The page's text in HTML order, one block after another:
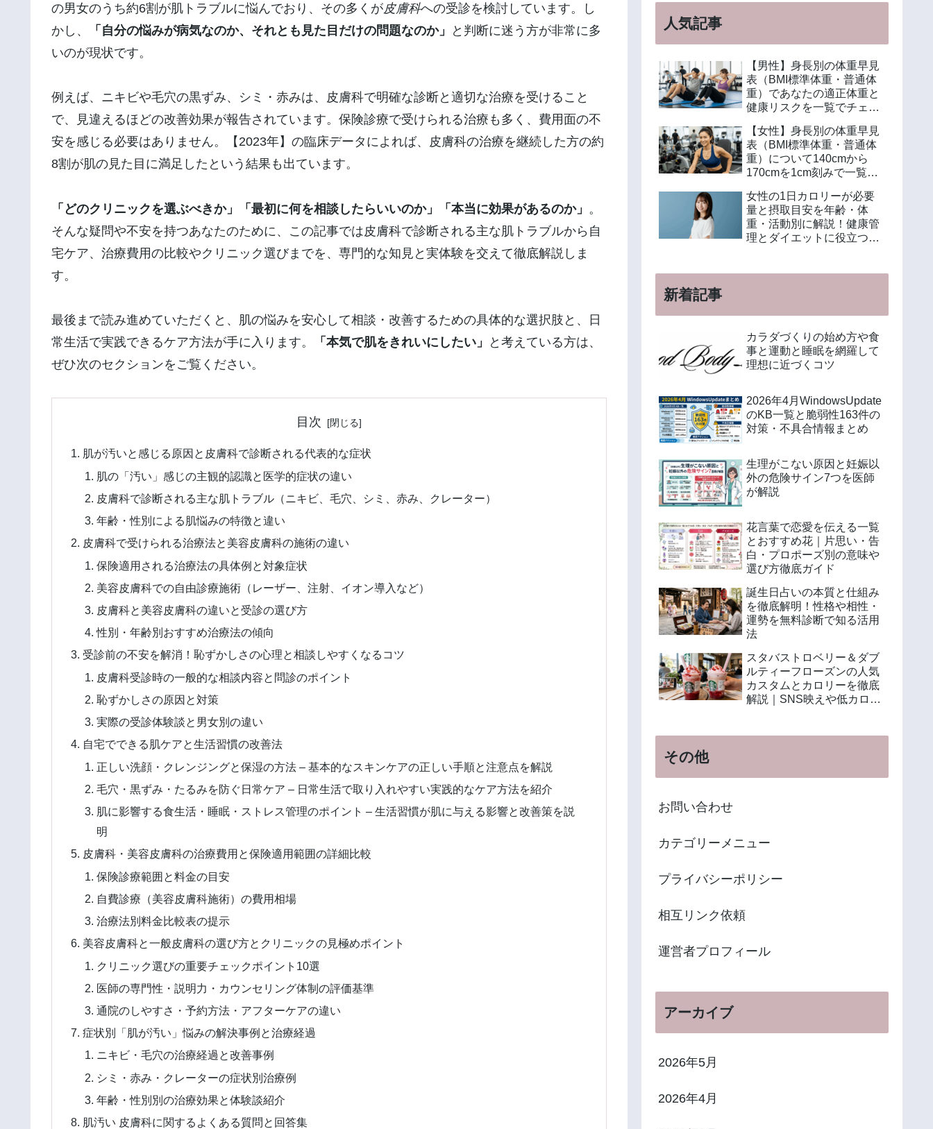
の男女のうち約6割が肌トラブルに悩んでおり、その多くが皮膚科への受診を検討しています。し
かし、
「自分の悩みが病気なのか、それとも見た目だけの問題なのか」
と判断に迷う方が非常に多
いのが現状です。
例えば、ニキビや毛穴の黒ずみ、シミ・赤みは、皮膚科で明確な診断と適切な治療を受けること
で、見違えるほどの改善効果が報告されています。保険診療で受けられる治療も多く、費用面の不
安を感じる必要はありません。【2023年】の臨床データによれば、皮膚科の治療を継続した方の約
8割が肌の見た目に満足したという結果も出ています。
「どのクリニックを選ぶべきか」「最初に何を相談したらいいのか」「本当に効果があるのか」 。
そんな疑問や不安を持つあなたのために、この記事では皮膚科で診断される主な肌トラブルから自
宅ケア、治療費用の比較やクリニック選びまでを、専門的な知見と実体験を交えて徹底解説しま
す。
最後まで読み進めていただくと、肌の悩みを安心して相談・改善するための具体的な選択肢と、日
常生活で実践できるケア方法が手に入ります。
「本気で肌をきれいにしたい」
と考えている方は、
ぜひ次のセクションをご覧ください。
目次
肌が汚いと感じる原因と皮膚科で診断される代表的な症状
肌の「汚い」感じの主観的認識と医学的症状の違い
皮膚科で診断される主な肌トラブル（ニキビ、毛穴、シミ、赤み、クレーター）
年齢・性別による肌悩みの特徴と違い
皮膚科で受けられる治療法と美容皮膚科の施術の違い
保険適用される治療法の具体例と対象症状
美容皮膚科での自由診療施術（レーザー、注射、イオン導入など）
皮膚科と美容皮膚科の違いと受診の選び方
性別・年齢別おすすめ治療法の傾向
受診前の不安を解消！恥ずかしさの心理と相談しやすくなるコツ
皮膚科受診時の一般的な相談内容と問診のポイント
恥ずかしさの原因と対策
実際の受診体験談と男女別の違い
自宅でできる肌ケアと生活習慣の改善法
正しい洗顔・クレンジングと保湿の方法 – 基本的なスキンケアの正しい手順と注意点を解説
毛穴・黒ずみ・たるみを防ぐ日常ケア – 日常生活で取り入れやすい実践的なケア方法を紹介
肌に影響する食生活・睡眠・ストレス管理のポイント – 生活習慣が肌に与える影響と改善策を説
明
皮膚科・美容皮膚科の治療費用と保険適用範囲の詳細比較
保険診療範囲と料金の目安
自費診療（美容皮膚科施術）の費用相場
治療法別料金比較表の提示
美容皮膚科と一般皮膚科の選び方とクリニックの見極めポイント
クリニック選びの重要チェックポイント10選
医師の専門性・説明力・カウンセリング体制の評価基準
通院のしやすさ・予約方法・アフターケアの違い
症状別「肌が汚い」悩みの解決事例と治療経過
ニキビ・毛穴の治療経過と改善事例
シミ・赤み・クレーターの症状別治療例
年齢・性別別の治療効果と体験談紹介
肌汚い 皮膚科に関するよくある質問と回答集
人気記事
【男性】身長別の体重早見
表（BMI標準体重・普通体
重）であなたの適正体重と
健康リスクを一覧でチェッ
【女性】身長別の体重早見
表（BMI標準体重・普通体
重）について140cmから
170cmを1cm刻みで一覧解
算方法も紹介
女性の1日カロリーが必要
量と摂取目安を年齢・体
重・活動別に解説！健康管
理とダイエットに役立つ計
新着記事
カラダづくりの始め方や食
事と運動と睡眠を網羅して
理想に近づくコツ
2026年4月WindowsUpdate
のKB一覧と脆弱性163件の
対策・不具合情報まとめ
生理がこない原因と妊娠以
外の危険サイン7つを医師
が解説
花言葉で恋愛を伝える一覧
とおすすめ花｜片思い・告
白・プロポーズ別の意味や
選び方徹底ガイド
誕生日占いの本質と仕組み
を徹底解明！性格や相性・
運勢を無料診断で知る活用
法
スタバストロベリー＆ダブ
ルティーフローズンの人気
カスタムとカロリーを徹底
解説｜SNS映えや低カロリ
その他
お問い合わせ
カテゴリーメニュー
プライバシーポリシー
相互リンク依頼
運営者プロフィール
アーカイブ
2026年5月
2026年4月